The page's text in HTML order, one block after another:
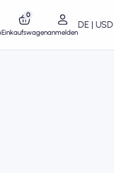
0
Einkaufswagenanmelden
DE | USD